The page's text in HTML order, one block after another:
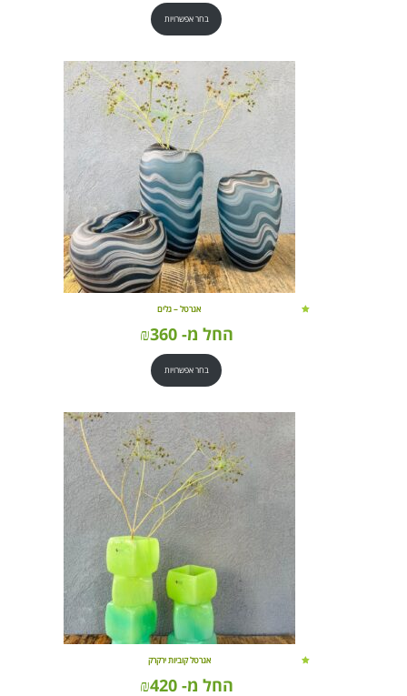
בחר אפשרויות
אגרטל – גלים
החל מ- ₪360
בחר אפשרויות
אגרטל קוביות ירקרק
החל מ- ₪420